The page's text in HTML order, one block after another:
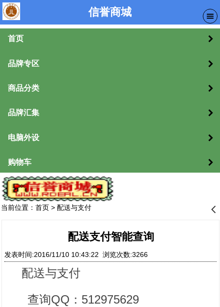
信誉商城
首页
品牌专区
商品分类
品牌汇集
电脑外设
购物车
当前位置： 首页> 配送与支付 󰊒
配送支付智能查询
发表时间:2016/11/10 10:43:22 浏览次数:3266
配送与支付
查询QQ：512975629